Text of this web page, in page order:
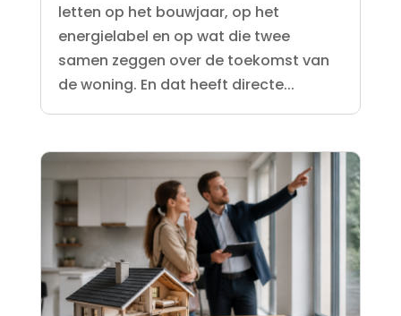
letten op het bouwjaar, op het
energielabel en op wat die twee
samen zeggen over de toekomst van
de woning. En dat heeft directe...